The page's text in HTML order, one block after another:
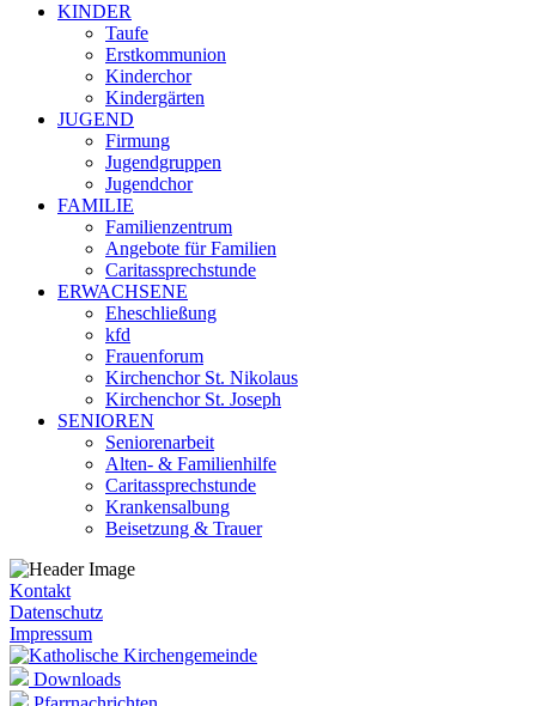
KINDER
Taufe
Erstkommunion
Kinderchor
Kindergärten
JUGEND
Firmung
Jugendgruppen
Jugendchor
FAMILIE
Familienzentrum
Angebote für Familien
Caritassprechstunde
ERWACHSENE
Eheschließung
kfd
Frauenforum
Kirchenchor St. Nikolaus
Kirchenchor St. Joseph
SENIOREN
Seniorenarbeit
Alten- & Familienhilfe
Caritassprechstunde
Krankensalbung
Beisetzung & Trauer
Kontakt
Datenschutz
Impressum
Downloads